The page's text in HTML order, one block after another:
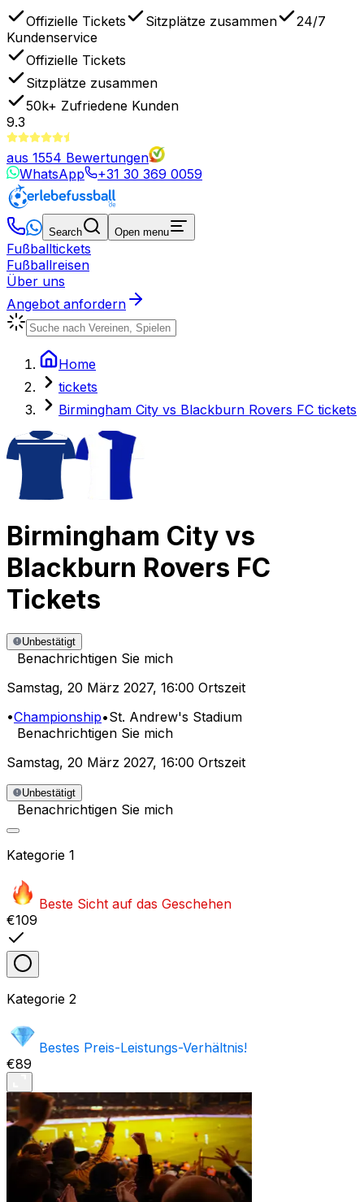
Offizielle Tickets Sitzplätze zusammen
24/7
Kundenservice
Offizielle Tickets
Sitzplätze zusammen
50k+ Zufriedene Kunden
9.3
aus 1554 Bewertungen
WhatsApp
+31 30 369 0059
Search Open menu
Fußballtickets
Fußballreisen
Über uns
Angebot anfordern
Home
tickets
Birmingham City vs Blackburn Rovers FC tickets
Birmingham City vs
Blackburn Rovers FC
Tickets
Unbestätigt
Benachrichtigen Sie mich
Samstag, 20 März 2027, 16:00 Ortszeit
•Championship•St. Andrew's Stadium
Benachrichtigen Sie mich
Samstag, 20 März 2027, 16:00 Ortszeit
Unbestätigt
Benachrichtigen Sie mich
Kategorie 1
Beste Sicht auf das Geschehen
€109
Kategorie 2
Bestes Preis-Leistungs-Verhältnis!
€89